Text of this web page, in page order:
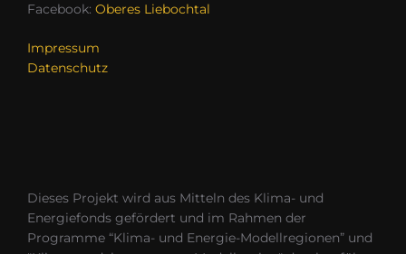
Facebook: Oberes Liebochtal
Impressum
Datenschutz
Dieses Projekt wird aus Mitteln des Klima- und
Energiefonds gefördert und im Rahmen der
Programme “Klima- und Energie-Modellregionen” und